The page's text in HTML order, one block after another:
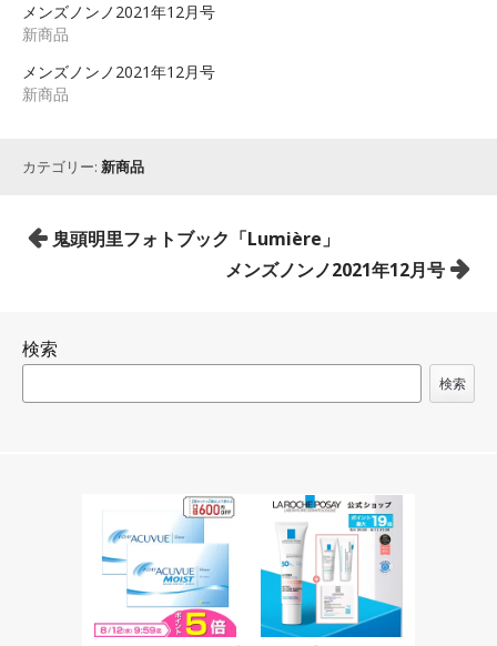
メンズノンノ2021年12月号
新商品
メンズノンノ2021年12月号
新商品
カテゴリー: 新商品
投
ゲ
鬼頭明里フォトブック「Lumière」
メンズノンノ2021年12月号
検索
検索